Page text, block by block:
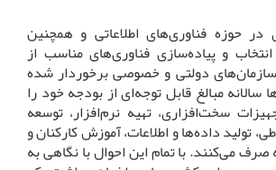
در حوزه فناوری‌های اطلاعاتی و همچنین
و پیاده‌سازی فناوری‌های مناسب از
سازمان‌های دولتی و خصوصی برخوردار شده
مبالغ قابل توجه‌ای از بودجه خود را
سخت‌افزاری، تهیه نرم‌افزار، توسعه
تولید داده‌ها و اطلاعات، آموزش کارکنان و
می‌کنند. با تمام این احوال با نگاهی به